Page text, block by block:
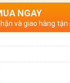
NGAY
và giao hàng tận